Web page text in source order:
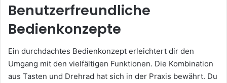
Benutzerfreundliche
Bedienkonzepte
Ein durchdachtes Bedienkonzept erleichtert dir den
Umgang mit den vielfältigen Funktionen. Die Kombination
aus Tasten und Drehrad hat sich in der Praxis bewährt. Du